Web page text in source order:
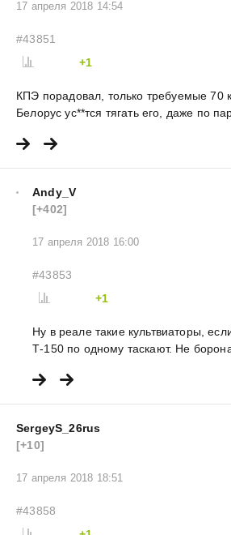
17 апреля 2018 14:54
#43851
+1
КПЭ порадовал, только требуемые 70
Белорус ус**тся тягать его, даже по
Andy_V
[+402]
17 апреля 2018 16:00
#43853
+1
Ну в реале такие культвиаторы,
Т-150 по одному таскают. Не
SergeyS_26rus
[+10]
17 апреля 2018 18:51
#43858